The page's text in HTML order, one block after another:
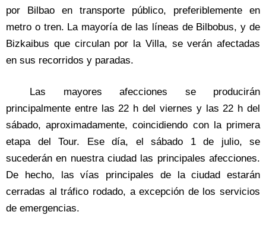
por Bilbao en transporte público, preferiblemente en
metro o tren. La mayoría de las líneas de Bilbobus, y de
Bizkaibus que circulan por la Villa, se verán afectadas
en sus recorridos y paradas.
Las mayores afecciones se producirán
principalmente entre las 22 h del viernes y las 22 h del
sábado, aproximadamente, coincidiendo con la primera
etapa del Tour. Ese día, el sábado 1 de julio, se
sucederán en nuestra ciudad las principales afecciones.
De hecho, las vías principales de la ciudad estarán
cerradas al tráfico rodado, a excepción de los servicios
de emergencias.